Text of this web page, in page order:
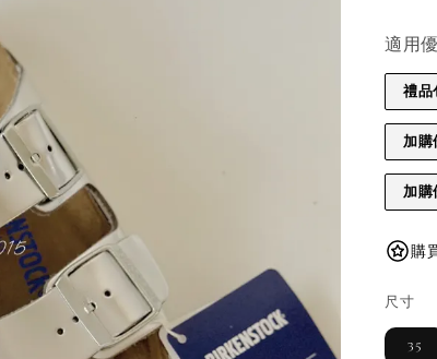
適用
禮品
加購
加購
購
尺寸
35